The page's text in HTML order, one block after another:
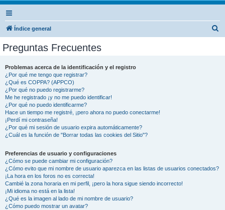
Índice general
Preguntas Frecuentes
Problemas acerca de la identificación y el registro
¿Por qué me tengo que registrar?
¿Qué es COPPA? (APPCO)
¿Por qué no puedo registrarme?
Me he registrado ¡y no me puedo identificar!
¿Por qué no puedo identificarme?
Hace un tiempo me registré, ¡pero ahora no puedo conectarme!
¡Perdí mi contraseña!
¿Por qué mi sesión de usuario expira automáticamente?
¿Cuál es la función de "Borrar todas las cookies del Sitio"?
Preferencias de usuario y configuraciones
¿Cómo se puede cambiar mi configuración?
¿Cómo evito que mi nombre de usuario aparezca en las listas de usuarios conectados?
¡La hora en los foros no es correcta!
Cambié la zona horaria en mi perfil, ¡pero la hora sigue siendo incorrecto!
¡Mi idioma no está en la lista!
¿Qué es la imagen al lado de mi nombre de usuario?
¿Cómo puedo mostrar un avatar?